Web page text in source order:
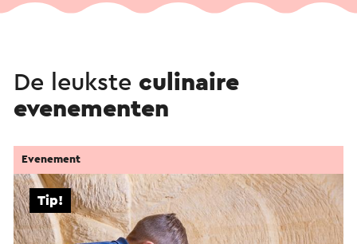
De leukste culinaire
evenementen
Tip!
Evenement